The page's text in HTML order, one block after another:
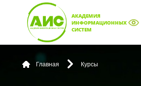
АКАДЕМИЯ
ИНФОРМАЦИОННЫХ
СИСТЕМ
Главная Курсы